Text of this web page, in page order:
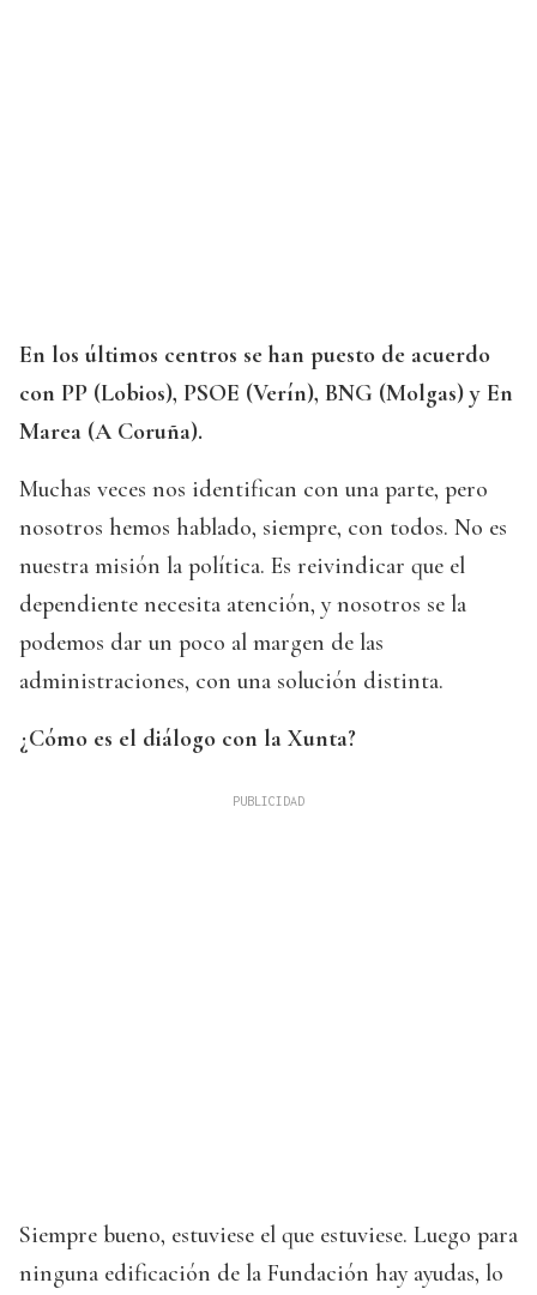
En los últimos centros se han puesto de acuerdo
con PP (Lobios), PSOE (Verín), BNG (Molgas) y En
Marea (A Coruña).
Muchas veces nos identifican con una parte, pero
nosotros hemos hablado, siempre, con todos. No es
nuestra misión la política. Es reivindicar que el
dependiente necesita atención, y nosotros se la
podemos dar un poco al margen de las
administraciones, con una solución distinta.
¿Cómo es el diálogo con la Xunta?
Siempre bueno, estuviese el que estuviese. Luego para
ninguna edificación de la Fundación hay ayudas, lo